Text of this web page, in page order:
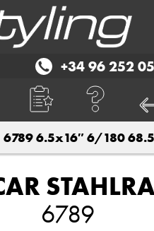
+34 96 252
6789 6.5x16″ 6/180 68.5
6789